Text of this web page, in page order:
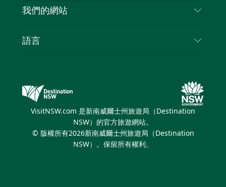
Cookie 通知
新南威爾士州公路旅行
活動
旅行資訊
新南威爾士州的商業
我們的網站
新南威爾士州旅遊局（Destination NSW）媒體中
繽紛雪梨燈光音樂節
語言
VisitNSW.com 是新南威爾士州旅遊局（Destination
NSW）的官方旅遊網站。
© 版權所有2026新南威爾士州旅遊局（Destination
NSW）。保留所有權利。